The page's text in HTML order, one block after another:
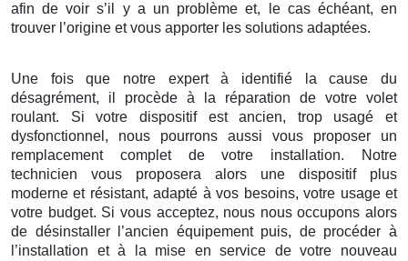
afin de voir s’il y a un problème et, le cas échéant, en
trouver l’origine et vous apporter les solutions adaptées.
Une fois que notre expert à identifié la cause du
désagrément, il procède à la réparation de votre volet
roulant. Si votre dispositif est ancien, trop usagé et
dysfonctionnel, nous pourrons aussi vous proposer un
remplacement complet de votre installation. Notre
technicien vous proposera alors une dispositif plus
moderne et résistant, adapté à vos besoins, votre usage et
votre budget. Si vous acceptez, nous nous occupons alors
de désinstaller l’ancien équipement puis, de procéder à
l’installation et à la mise en service de votre nouveau